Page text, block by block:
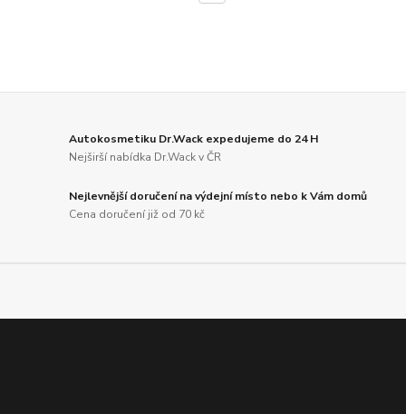
Autokosmetiku Dr.Wack expedujeme do 24 H
Nejširší nabídka Dr.Wack v ČR
Nejlevnější doručení na výdejní místo nebo k Vám domů
Cena doručení již od 70 kč